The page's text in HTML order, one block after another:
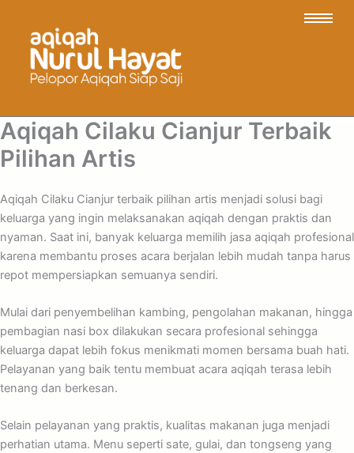
Aqiqah Cilaku Cianjur Terbaik
Pilihan Artis
Aqiqah Cilaku Cianjur terbaik pilihan artis menjadi solusi bagi
keluarga yang ingin melaksanakan aqiqah dengan praktis dan
nyaman. Saat ini, banyak keluarga memilih jasa aqiqah profesional
karena membantu proses acara berjalan lebih mudah tanpa harus
repot mempersiapkan semuanya sendiri.
Mulai dari penyembelihan kambing, pengolahan makanan, hingga
pembagian nasi box dilakukan secara profesional sehingga
keluarga dapat lebih fokus menikmati momen bersama buah hati.
Pelayanan yang baik tentu membuat acara aqiqah terasa lebih
tenang dan berkesan.
Selain pelayanan yang praktis, kualitas makanan juga menjadi
perhatian utama. Menu seperti sate, gulai, dan tongseng yang